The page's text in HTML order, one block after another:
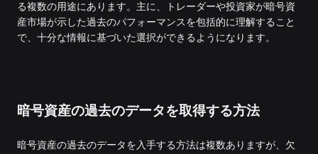
る複数の用途にあります。主に、トレーダーや投資家が暗号資
産市場が示した過去のパフォーマンスを包括的に理解すること
で、十分な情報に基づいた選択ができるようになります。
暗号資産の過去のデータを取得する方法
暗号資産の過去のデータを入手する方法は複数ありますが、欠